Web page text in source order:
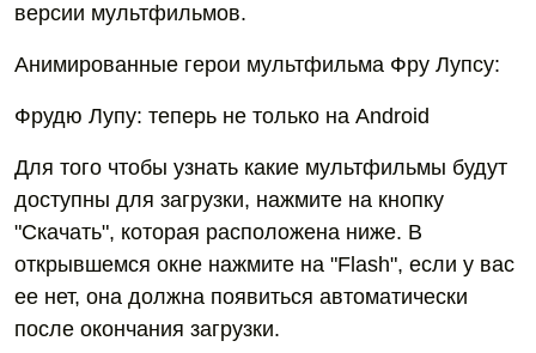
версии мультфильмов.
Анимированные герои мультфильма Фру Лупсу:
Фрудю Лупу: теперь не только на Android
Для того чтобы узнать какие мультфильмы будут
доступны для загрузки, нажмите на кнопку
"Скачать", которая расположена ниже. В
открывшемся окне нажмите на "Flash", если у вас
ее нет, она должна появиться автоматически
после окончания загрузки.